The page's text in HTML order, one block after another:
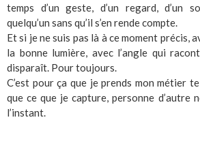
temps d’un geste, d’un regard, d’un
quelqu’un sans qu’il s’en rende compte.
Et si je ne suis pas là à ce moment précis,
la bonne lumière, avec l’angle qui
disparaît. Pour toujours.
C’est pour ça que je prends mon métier
que ce que je capture, personne d’autre
l’instant.